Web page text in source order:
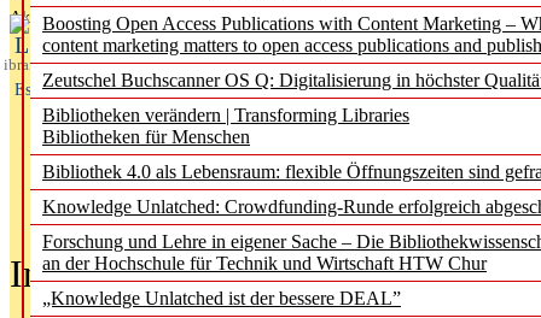
Boosting Open Access Publications with Content Marketing –
content marketing matters to open access publications and
Zeutschel Buchscanner OS Q: Digitalisierung in höchster
Bibliotheken verändern | Transforming Libraries
Bibliotheken für Menschen
Bibliothek 4.0 als Lebensraum: flexible Öffnungszeiten sind
Knowledge Unlatched: Crowdfunding-Runde erfolgreich
Forschung und Lehre in eigener Sache – Die
an der Hochschule für Technik und Wirtschaft HTW Chur
„Knowledge Unlatched ist der bessere DEAL”
Aktuelles aus
L
ibrary
Essentials
In der Ausgabe06/2026(August